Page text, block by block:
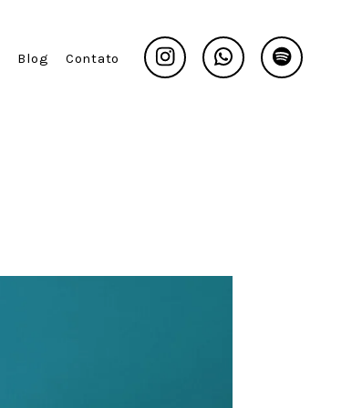
Blog Contato
InstagramWhatsappSpotify